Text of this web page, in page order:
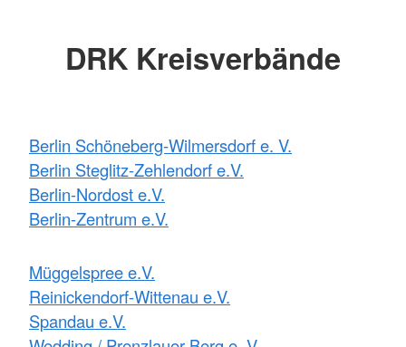
DRK Kreisverbände
Berlin Schöneberg-Wilmersdorf e. V.
Berlin Steglitz-Zehlendorf e.V.
Berlin-Nordost e.V.
Berlin-Zentrum e.V.
Müggelspree e.V.
Reinickendorf-Wittenau e.V.
Spandau e.V.